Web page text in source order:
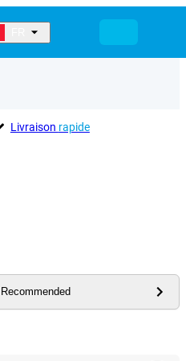
Livraison rapide
Recommended